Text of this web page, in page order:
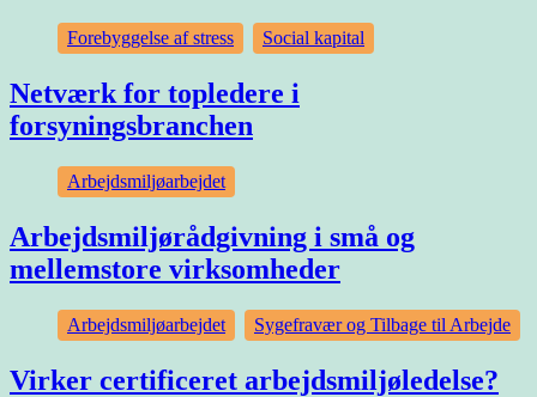
Forebyggelse af stress Social kapital
Netværk for topledere i
forsyningsbranchen
Arbejdsmiljøarbejdet
Arbejdsmiljørådgivning i små og
mellemstore virksomheder
Arbejdsmiljøarbejdet Sygefravær og Tilbage til Arbejde
Virker certificeret arbejdsmiljøledelse?